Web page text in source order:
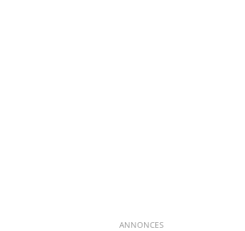
ANNONCES